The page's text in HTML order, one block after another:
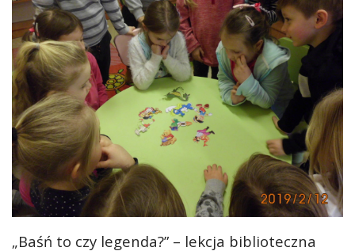
CIEMNO
Z
KSIĄŻKĄ"
„Baśń to czy legenda?” – lekcja biblioteczna